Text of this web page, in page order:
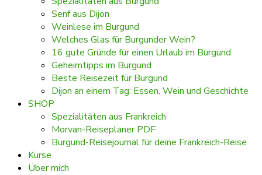
Senf aus Dijon
Weinlese im Burgund
Welches Glas für Burgunder Wein?
16 gute Gründe für einen Urlaub im Burgund
Geheimtipps im Burgund
Beste Reisezeit für Burgund
Dijon an einem Tag: Essen, Wein und Geschichte
SHOP
Spezialitäten aus Frankreich
Morvan-Reiseplaner PDF
Burgund-Reisejournal für deine Frankreich-Reise
Kurse
Über mich